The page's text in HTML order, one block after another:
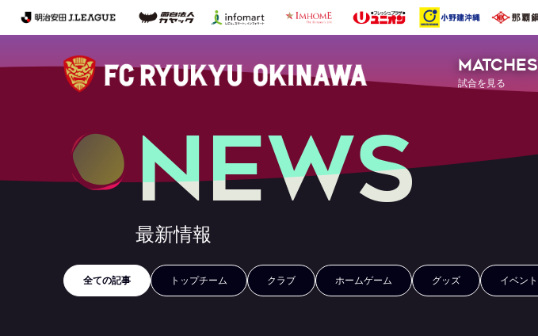
MATCHES
試合を見る
NEWS
最新情報
全ての記事 トップチーム クラブ ホームゲーム グッズ イベント